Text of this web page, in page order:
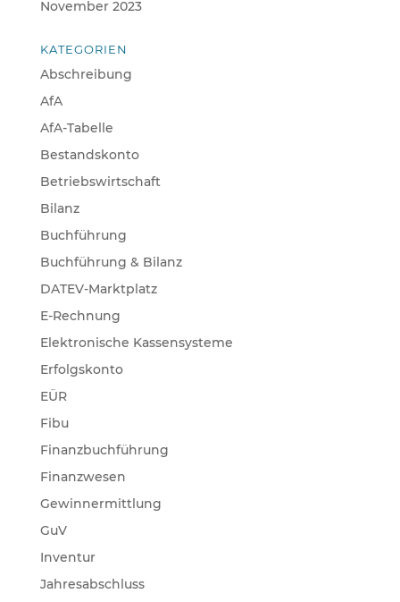
November 2023
KATEGORIEN
Abschreibung
AfA
AfA-Tabelle
Bestandskonto
Betriebswirtschaft
Bilanz
Buchführung
Buchführung & Bilanz
DATEV-Marktplatz
E-Rechnung
Elektronische Kassensysteme
Erfolgskonto
EÜR
Fibu
Finanzbuchführung
Finanzwesen
Gewinnermittlung
GuV
Inventur
Jahresabschluss